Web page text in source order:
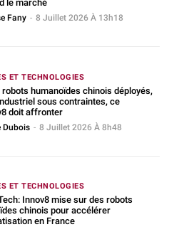
le marché
Fany - 8 Juillet 2026 À 13h18
ET TECHNOLOGIES
robots humanoïdes chinois déployés,
sous contraintes, ce
doit affronter
Dubois - 8 Juillet 2026 À 8h48
ET TECHNOLOGIES
Innov8 mise sur des robots
chinois pour accélérer
en France